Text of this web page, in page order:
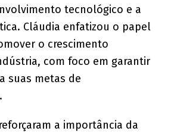
tecnológico e a
Cláudia enfatizou o papel
o crescimento
com foco em garantir
suas metas de
a importância da